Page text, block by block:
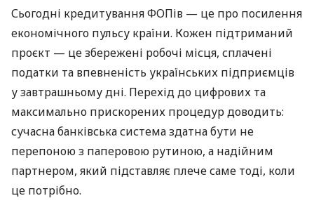
Сьогодні кредитування ФОПів — це про посилення
економічного пульсу країни. Кожен підтриманий
проєкт — це збережені робочі місця, сплачені
податки та впевненість українських підприємців
у завтрашньому дні. Перехід до цифрових та
максимально прискорених процедур доводить:
сучасна банківська система здатна бути не
перепоною з паперовою рутиною, а надійним
партнером, який підставляє плече саме тоді, коли
це потрібно.